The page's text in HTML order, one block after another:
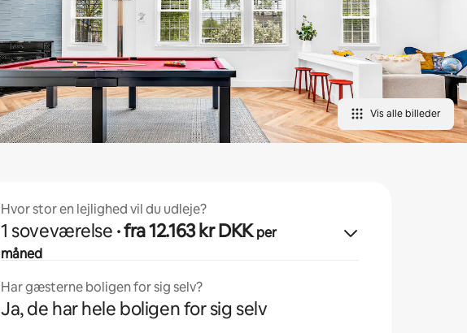
Vis alle billeder
Hvor stor en lejlighed vil du udleje?
1 soveværelse · fra 12.163 kr DKKper
måned
Har gæsterne boligen for sig selv?
Ja, de har hele boligen for sig selv